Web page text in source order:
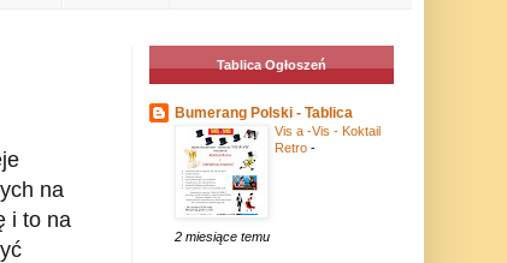
na
i to na
Tablica Ogłoszeń
Bumerang Polski - Tablica
Vis a -Vis - Koktail
Retro -
2 miesiące temu